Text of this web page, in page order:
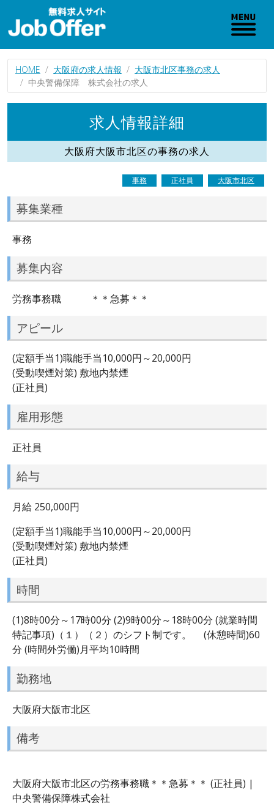
HOME 大阪府の求人情報
大阪市北区事務の求人
中央警備保障 株式会社の求人
求人情報詳細
大阪府大阪市北区の事務の求人
事務 正社員 大阪市北区
募集業種
事務
募集内容
労務事務職 ＊＊急募＊＊
アピール
(定額手当1)職能手当10,000円～20,000円
(受動喫煙対策) 敷地内禁煙
(正社員)
雇用形態
正社員
給与
月給 250,000円
(定額手当1)職能手当10,000円～20,000円
(受動喫煙対策) 敷地内禁煙
(正社員)
時間
(1)8時00分～17時00分 (2)9時00分～18時00分 (就業時間
特記事項)（１）（２）のシフト制です。 (休憩時間)60
分 (時間外労働)月平均10時間
勤務地
大阪府大阪市北区
備考
大阪府大阪市北区の労務事務職＊＊急募＊＊ (正社員) |
中央警備保障株式会社